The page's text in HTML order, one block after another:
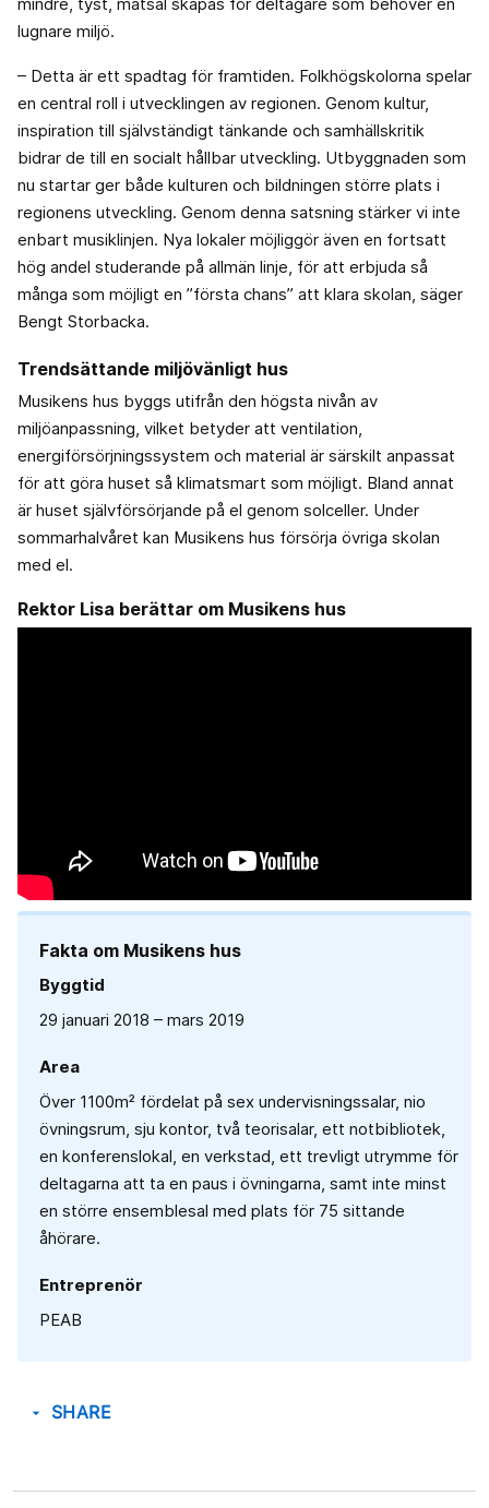
mindre, tyst, matsal skapas för deltagare som behöver en
lugnare miljö.
– Detta är ett spadtag för framtiden. Folkhögskolorna spelar
en central roll i utvecklingen av regionen. Genom kultur,
inspiration till självständigt tänkande och samhällskritik
bidrar de till en socialt hållbar utveckling. Utbyggnaden som
nu startar ger både kulturen och bildningen större plats i
regionens utveckling. Genom denna satsning stärker vi inte
enbart musiklinjen. Nya lokaler möjliggör även en fortsatt
hög andel studerande på allmän linje, för att erbjuda så
många som möjligt en ”första chans” att klara skolan, säger
Bengt Storbacka.
Trendsättande miljövänligt hus
Musikens hus byggs utifrån den högsta nivån av
miljöanpassning, vilket betyder att ventilation,
energiförsörjningssystem och material är särskilt anpassat
för att göra huset så klimatsmart som möjligt. Bland annat
är huset självförsörjande på el genom solceller. Under
sommarhalvåret kan Musikens hus försörja övriga skolan
med el.
Rektor Lisa berättar om Musikens hus
Fakta om Musikens hus
Byggtid
29 januari 2018 – mars 2019
Area
Över 1100m² fördelat på sex undervisningssalar, nio
övningsrum, sju kontor, två teorisalar, ett notbibliotek,
en konferenslokal, en verkstad, ett trevligt utrymme för
deltagarna att ta en paus i övningarna, samt inte minst
en större ensemblesal med plats för 75 sittande
åhörare.
Entreprenör
PEAB
arrow_drop_down SHARE